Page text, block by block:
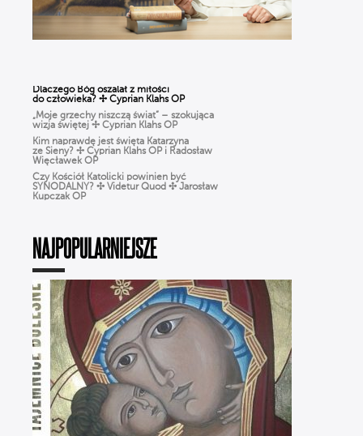
„Moje grzechy niszczą świat” – szokująca
wizja świętej ✢ Cyprian Klahs OP
Kim naprawdę jest święta Katarzyna
ze Sieny? ✢ Cyprian Klahs OP i Radosław
Więcławek OP
Czy Kościół Katolicki powinien być
SYNODALNY? ✣ Videtur Quod ✣ Jarosław
Kupczak OP
Czy Boże Narodzenie to pogańskie święto?
działanie DUCHA ŚWIĘTEGO?
Różaniec dla ludzi ZMĘCZONYCH życiem.
Ciało nie jest GRZESZNE. Ks. Woźniak
o WCIELENIU Boga i prawdziwym
człowieczeństwie
WIERZYMY… ALE ŹLE, czyli Ks. Strzelczyk
o BŁĘDACH w wierze, które popełniamy
na co dzień
To NIE jest modlitwa dla starszych ludzi!
Odkryj moc RÓŻAŃCA | Michał Szałkowski
OP
Dlaczego Bóg oszalał z miłości
do człowieka? ✢ Cyprian Klahs OP
NAJPOPULARNIEJSZE